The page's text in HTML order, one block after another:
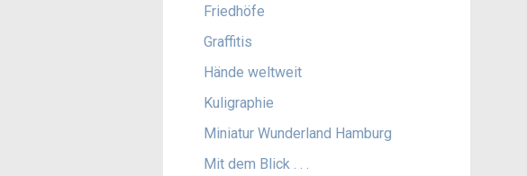
Friedhöfe
Graffitis
Hände weltweit
Kuligraphie
Miniatur Wunderland Hamburg
Mit dem Blick . . .